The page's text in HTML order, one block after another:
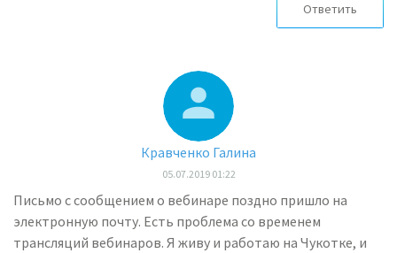
Ответить
Кравченко Галина
05.07.2019 01:22
Письмо с сообщением о вебинаре поздно пришло на
электронную почту. Есть проблема со временем
трансляций вебинаров. Я живу и работаю на Чукотке, и